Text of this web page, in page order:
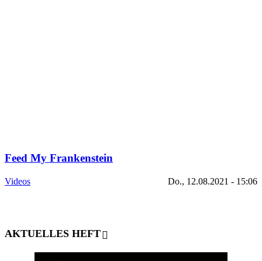
Feed My Frankenstein
Videos Do., 12.08.2021 - 15:06
AKTUELLES HEFT